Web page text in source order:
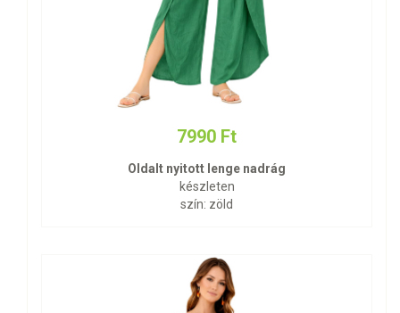
7990 Ft
Oldalt nyitott lenge nadrág
készleten
szín: zöld